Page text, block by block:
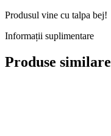
Produsul vine cu talpa bej!
Informații suplimentare
Produse similare